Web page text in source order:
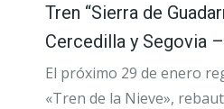
Tren “Sierra de
Cercedilla y Segovia –
El próximo 29 de enero
«Tren de la Nieve»,